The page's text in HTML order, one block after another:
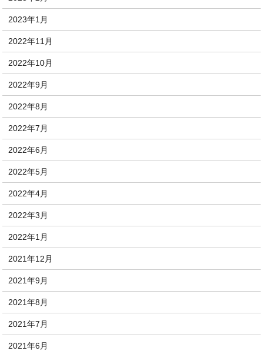
2023年1月
2022年11月
2022年10月
2022年9月
2022年8月
2022年7月
2022年6月
2022年5月
2022年4月
2022年3月
2022年1月
2021年12月
2021年9月
2021年8月
2021年7月
2021年6月